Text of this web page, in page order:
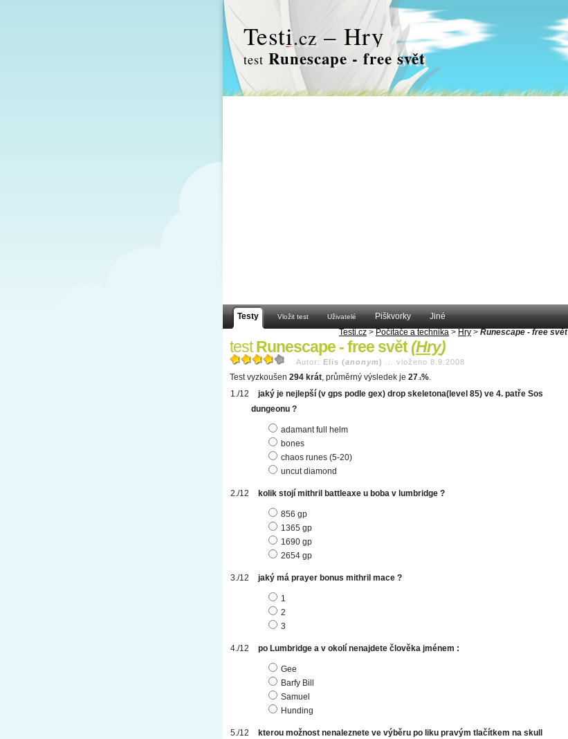
Testi.cz – Hry
test Runescape - free svět
Testy Vložit test Uživatelé Piškvorky
Jiné
Testi.cz > Počítače a technika > Hry > Runescape - free svět
testRunescape - free svět(Hry)
Autor: Elis (anonym) vloženo 8.9.2008
Test vyzkoušen 294 krát, průměrný výsledek je 27 .1%.
jaký je nejlepší (v gps podle gex) drop skeletona(level 85) ve 4. patře Sos
dungeonu ?
adamant full helm
bones
chaos runes (5-20)
uncut diamond
kolik stojí mithril battleaxe u boba v lumbridge ?
856 gp
1365 gp
1690 gp
2654 gp
jaký má prayer bonus mithril mace ?
1
2
3
po Lumbridge a v okolí nenajdete člověka jménem :
Gee
Barfy Bill
Samuel
Hunding
kterou možnost nenaleznete ve výběru po liku pravým tlačítkem na skull